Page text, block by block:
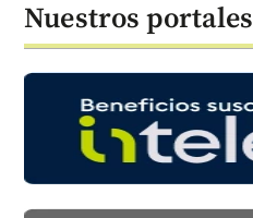
Nuestros portales